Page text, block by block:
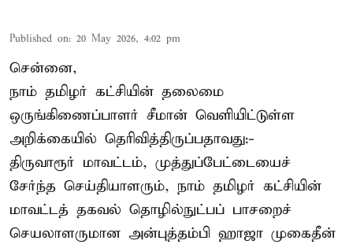
Published on: 20 May 2026, 4:02 pm
சென்னை,
நாம் தமிழர் கட்சியின் தலைமை
ஒருங்கிணைப்பாளர் சீமான் வெளியிட்டுள்ள
அறிக்கையில் தெரிவித்திருப்பதாவது:-
திருவாரூர் மாவட்டம், முத்துப்பேட்டையைச்
சேர்ந்த செய்தியாளரும், நாம் தமிழர் கட்சியின்
மாவட்டத் தகவல் தொழில்நுட்பப் பாசறைச்
செயலாளருமான அன்புத்தம்பி ஹாஜா முகைதீன்